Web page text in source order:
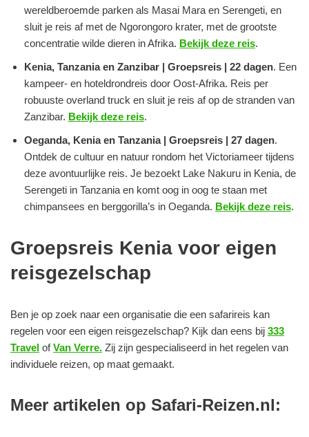
wereldberoemde parken als Masai Mara en Serengeti, en
sluit je reis af met de Ngorongoro krater, met de grootste
concentratie wilde dieren in Afrika. Bekijk deze reis.
Kenia, Tanzania en Zanzibar | Groepsreis | 22 dagen. Een
kampeer- en hoteldrondreis door Oost-Afrika. Reis per
robuuste overland truck en sluit je reis af op de stranden van
Zanzibar. Bekijk deze reis.
Oeganda, Kenia en Tanzania | Groepsreis | 27 dagen.
Ontdek de cultuur en natuur rondom het Victoriameer tijdens
deze avontuurlijke reis. Je bezoekt Lake Nakuru in Kenia, de
Serengeti in Tanzania en komt oog in oog te staan met
chimpansees en berggorilla’s in Oeganda. Bekijk deze reis.
Groepsreis Kenia voor eigen
reisgezelschap
Ben je op zoek naar een organisatie die een safarireis kan
regelen voor een eigen reisgezelschap? Kijk dan eens bij 333
Travel ofVan Verre. Zij zijn gespecialiseerd in het regelen van
individuele reizen, op maat gemaakt.
Meer artikelen op Safari-Reizen.nl: